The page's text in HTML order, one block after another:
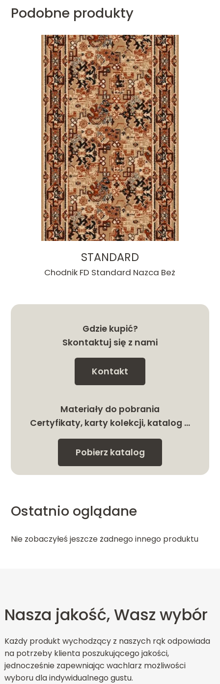
Podobne produkty
STANDARD
Chodnik FD Standard Nazca Beż
Gdzie kupić?
Skontaktuj się z nami
Kontakt
Materiały do pobrania
Certyfikaty, karty kolekcji, katalog …
Pobierz katalog
Ostatnio oglądane
Nie zobaczyłeś jeszcze żadnego innego produktu
Nasza jakość, Wasz wybór
Każdy produkt wychodzący z naszych rąk odpowiada
na potrzeby klienta poszukującego jakości,
jednocześnie zapewniając wachlarz możliwości
wyboru dla indywidualnego gustu.